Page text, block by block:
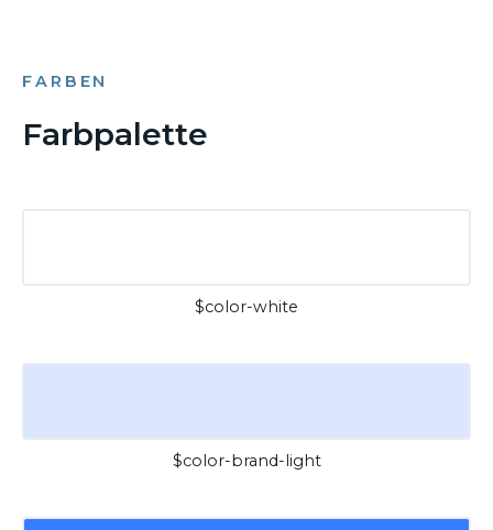
FARBEN
Farbpalette
$color-white
$color-brand-light